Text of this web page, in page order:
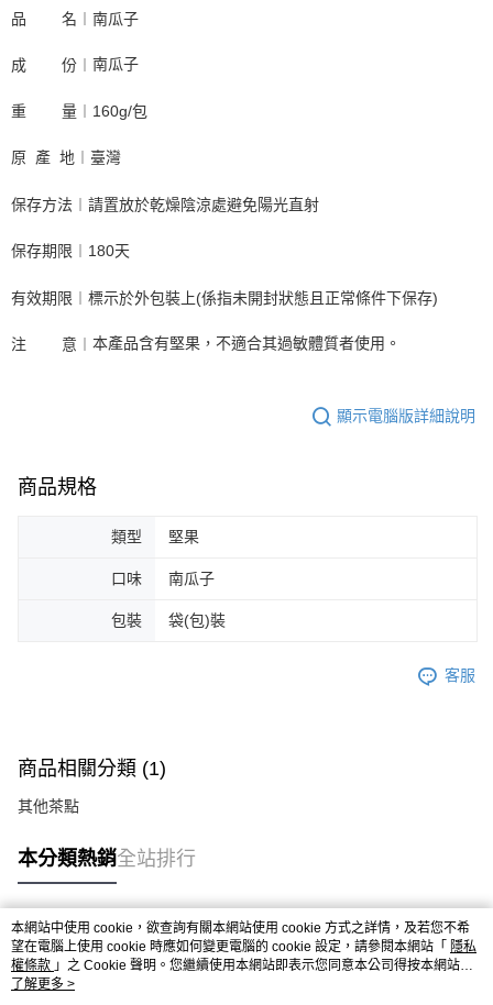
品        名︱南瓜子
成        份︱ 南瓜子
重        量︱160g/包
原  產  地︱臺灣
保存方法︱請置放於乾燥陰涼處避免陽光直射
保存期限︱180天
有效期限︱標示於外包裝上(係指未開封狀態且正常條件下保存)
注        意︱ 本產品含有堅果，不適合其過敏體質者使用。
顯示電腦版詳細說明
商品規格
類型 堅果
口味 南瓜子
包裝 袋(包)裝
客服
商品相關分類 (1)
其他茶點
本分類熱銷全站排行
熱門標籤
本網站中使用 cookie，欲查詢有關本網站使用 cookie 方式之詳情，及若您不希
望在電腦上使用 cookie 時應如何變更電腦的 cookie 設定，請參閱本網站「 隱私
權條款 」之 Cookie 聲明。您繼續使用本網站即表示您同意本公司得按本網站使
用條款之 Cookie 聲明使用 cookie。
了解更多 >